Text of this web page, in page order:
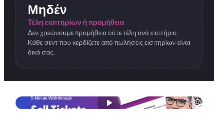
Μηδέν
Τέλη εισιτηρίων ή προμήθεια
Δεν χρεώνουμε προμήθεια ούτε τέλη ανά εισιτήριο.
Κάθε σεντ που κερδίζετε από πωλήσεις εισιτηρίων είναι
δικό σας.